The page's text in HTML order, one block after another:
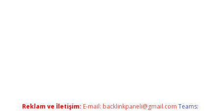
Reklam ve İletişim: E-mail: backlinkpaneli@gmail.com Teams: